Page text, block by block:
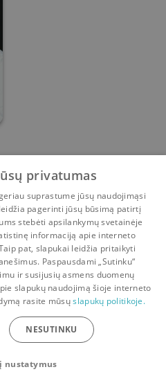
Pranešimai Paskyra
patogiau!
privatumas
suprastume jūsų naudojimąsi
pagerinti jūsų būsimą patirtį
stebėti apsilankymų svetainėje
informaciją apie interneto
pat, slapukai leidžia pritaikyti
Paspausdami „Sutinku“
ir susijusių asmens duomenų
slapukų naudojimą šioje interneto
rasite mūsųslapukų politikoje.
NESUTINKU
nustatymus